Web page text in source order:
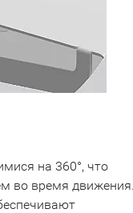
на 360°, что
во время